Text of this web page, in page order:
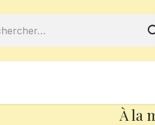
À la